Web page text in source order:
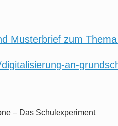
Musterbrief zum Thema
an-
– Das Schulexperiment